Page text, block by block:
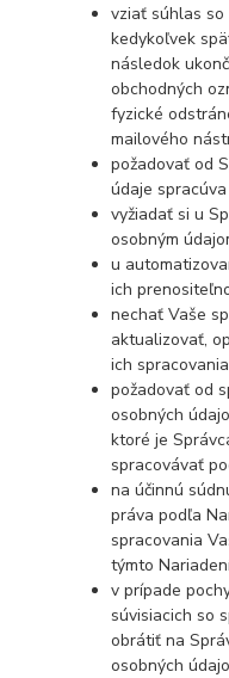
vziať súhlas so
kedykoľvek
následok
obchodných
fyzické
mailového
požadovať od
údaje spracúva
vyžiadať si u
osobným
u
ich
nechať Vaše
aktualizovať,
ich spracovania
požadovať od
osobných
ktoré je
spracovávať
na účinnú
práva podľa
spracovania
týmto
v prípade
súvisiacich so
obrátiť na
osobných